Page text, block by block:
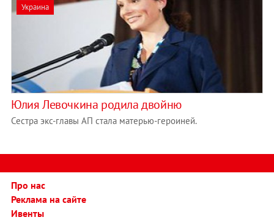
Украина
Юлия Левочкина родила двойню
Сестра экс-главы АП стала матерью-героиней.
Про нас
Реклама на сайте
Ивенты